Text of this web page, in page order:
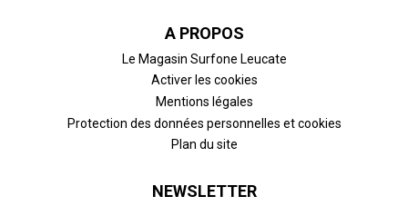
A PROPOS
Le Magasin Surfone Leucate
Activer les cookies
Mentions légales
Protection des données personnelles et cookies
Plan du site
NEWSLETTER